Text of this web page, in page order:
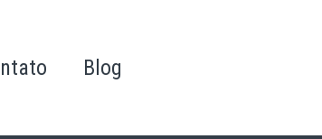
Blog